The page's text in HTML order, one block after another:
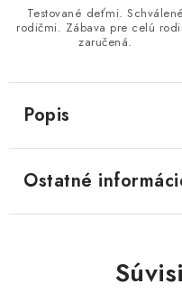
Testované deťmi. Schválené
rodičmi. Zábava pre celú
zaručená.
Popis
Ostatné